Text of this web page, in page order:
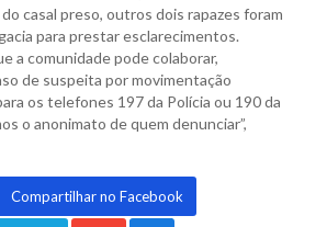
casal preso, outros dois rapazes foram
para prestar esclarecimentos.
a comunidade pode colaborar,
de suspeita por movimentação
os telefones 197 da Polícia ou 190 da
o anonimato de quem denunciar”,
Compartilhar no Facebook